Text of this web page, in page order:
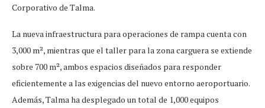
Corporativo de Talma.
La nueva infraestructura para operaciones de rampa cuenta con
3,000 m², mientras que el taller para la zona carguera se extiende
sobre 700 m², ambos espacios diseñados para responder
eficientemente a las exigencias del nuevo entorno aeroportuario.
Además, Talma ha desplegado un total de 1,000 equipos